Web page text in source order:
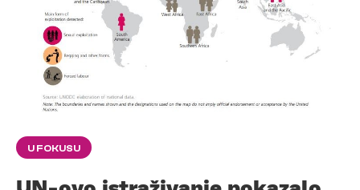
U FOKUSU